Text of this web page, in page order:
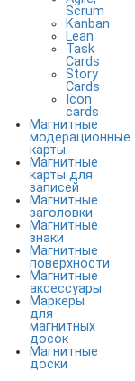
Scrum
Kanban
Lean
Task
Cards
Story
Cards
Icon
cards
Магнитные
модерационные
карты
Магнитные
карты для
записей
Магнитные
заголовки
Магнитные
знаки
Магнитные
поверхности
Магнитные
аксессуары
Маркеры
для
магнитных
досок
Магнитные
доски